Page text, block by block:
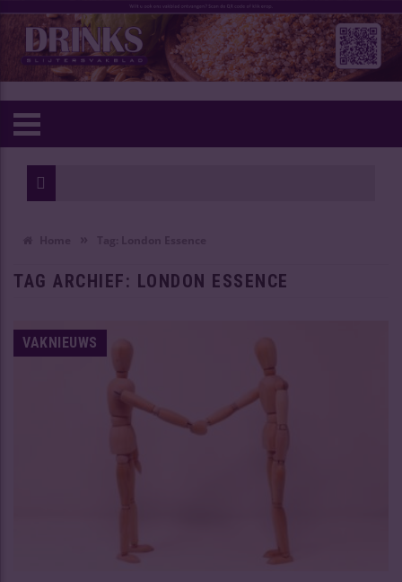
TAG ARCHIEF: LONDON ESSENCE
VAKNIEUWS